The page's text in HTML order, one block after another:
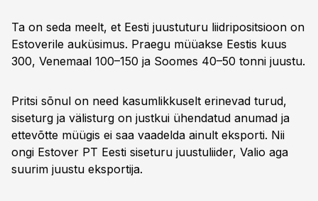
Ta on seda meelt, et Eesti juustuturu liidripositsioon on
Estoverile auküsimus. Praegu müüakse Eestis kuus
300, Venemaal 100–150 ja Soomes 40–50 tonni juustu.
Pritsi sõnul on need kasumlikkuselt erinevad turud,
siseturg ja välisturg on justkui ühendatud anumad ja
ettevõtte müügis ei saa vaadelda ainult eksporti. Nii
ongi Estover PT Eesti siseturu juustuliider, Valio aga
suurim juustu eksportija.